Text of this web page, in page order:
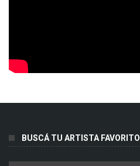
BUSCÁ TU ARTISTA FAVORITO